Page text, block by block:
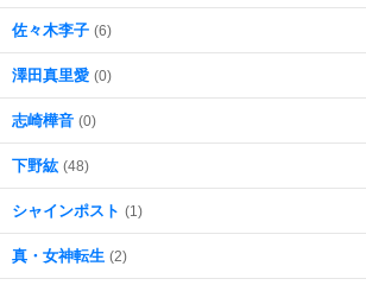
佐々木李子 (6)
澤田真里愛 (0)
志崎樺音 (0)
下野紘 (48)
シャインポスト (1)
真・女神転生 (2)